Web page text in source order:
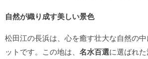
自然が織り成す美しい景色
松田江の長浜は、心を癒す壮大な自然の
ットです。この地は、 名水百選に選ばれ